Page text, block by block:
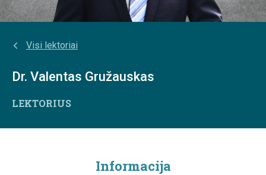
Visi lektoriai
Dr. Valentas Gružauskas
LEKTORIUS
Informacija